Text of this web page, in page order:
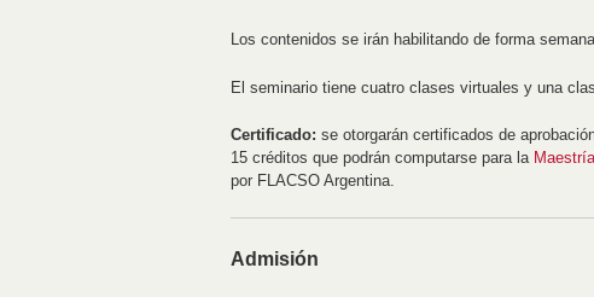
Los contenidos se irán habilitando de forma semanal.
El seminario tiene cuatro clases virtuales y una
Certificado: se otorgarán certificados de
15 créditos que podrán computarse para la
por FLACSO Argentina.
Admisión